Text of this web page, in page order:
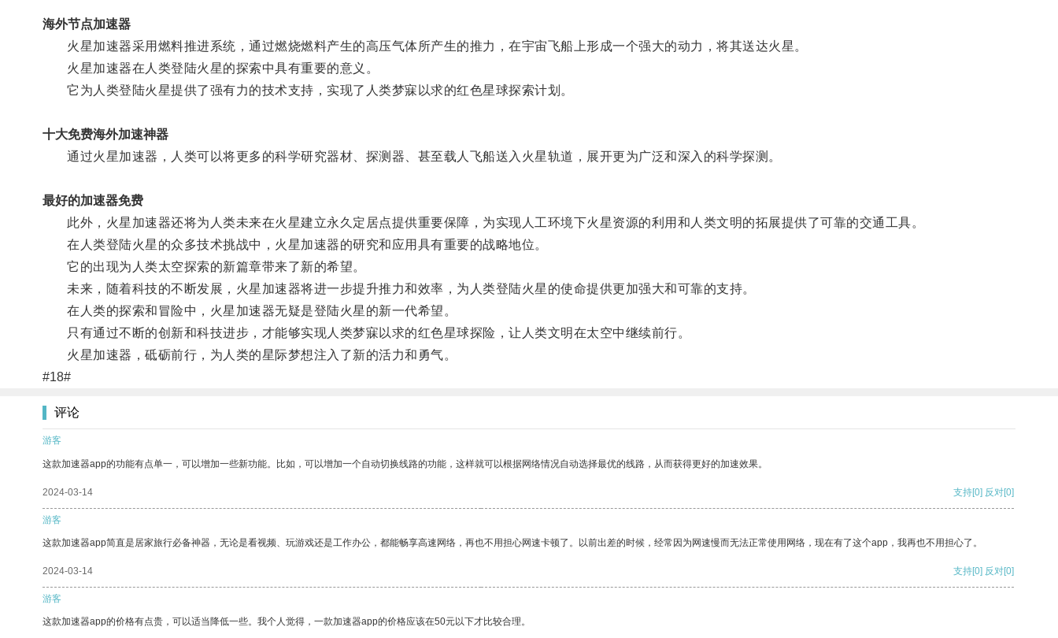
海外节点加速器
火星加速器采用燃料推进系统，通过燃烧燃料产生的高压气体所产生的推力，在宇宙飞船上形成一个强大的动力，将其送达火星。
火星加速器在人类登陆火星的探索中具有重要的意义。
它为人类登陆火星提供了强有力的技术支持，实现了人类梦寐以求的红色星球探索计划。
十大免费海外加速神器
通过火星加速器，人类可以将更多的科学研究器材、探测器、甚至载人飞船送入火星轨道，展开更为广泛和深入的科学探测。
最好的加速器免费
此外，火星加速器还将为人类未来在火星建立永久定居点提供重要保障，为实现人工环境下火星资源的利用和人类文明的拓展提供了可靠的交通工具。
在人类登陆火星的众多技术挑战中，火星加速器的研究和应用具有重要的战略地位。
它的出现为人类太空探索的新篇章带来了新的希望。
未来，随着科技的不断发展，火星加速器将进一步提升推力和效率，为人类登陆火星的使命提供更加强大和可靠的支持。
在人类的探索和冒险中，火星加速器无疑是登陆火星的新一代希望。
只有通过不断的创新和科技进步，才能够实现人类梦寐以求的红色星球探险，让人类文明在太空中继续前行。
火星加速器，砥砺前行，为人类的星际梦想注入了新的活力和勇气。
#18#
评论
游客
这款加速器app的功能有点单一，可以增加一些新功能。比如，可以增加一个自动切换线路的功能，这样就可以根据网络情况自动选择最优的线路，从而获得更好的加速效果。
2024-03-14 支持[0] 反对[0]
游客
这款加速器app简直是居家旅行必备神器，无论是看视频、玩游戏还是工作办公，都能畅享高速网络，再也不用担心网速卡顿了。以前出差的时候，经常因为网速慢而无法正常使用网络，现在有了这个app，我再也不用担心了。
2024-03-14 支持[0] 反对[0]
游客
这款加速器app的价格有点贵，可以适当降低一些。我个人觉得，一款加速器app的价格应该在50元以下才比较合理。